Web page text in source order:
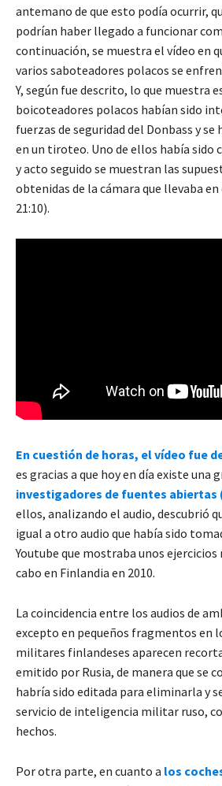
antemano de que esto podía ocurrir,
podrían haber llegado a funcionar
continuación, se muestra el vídeo en
varios saboteadores polacos se
Y, según fue descrito, lo que muestra
boicoteadores polacos habían sido
fuerzas de seguridad del Donbass y
en un tiroteo. Uno de ellos había sido
y acto seguido se muestran las
obtenidas de la cámara que llevaba
21:10).
En cuestión de horas, el vídeo fue
es gracias a que hoy en día existe una
investigadores de fuentes abiertas
ellos, analizando el audio, descubrió
igual a otro audio que había sido
Youtube que mostraba unos
cabo en Finlandia en 2010.
La coincidencia entre los audios de
excepto en pequeños fragmentos en
militares finlandeses aparecen
emitido por Rusia, de manera que se
habría sido editada para eliminarla y
servicio de inteligencia militar ruso,
hechos.
Por otra parte, en cuanto a los